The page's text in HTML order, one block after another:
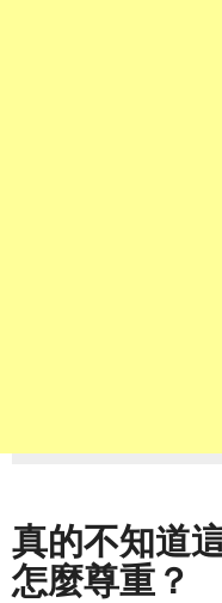
真的不知道
怎麼尊重？